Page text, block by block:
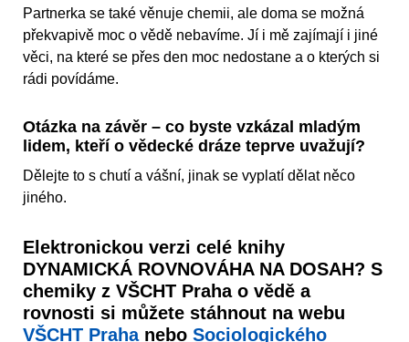
Partnerka se také věnuje chemii, ale doma se možná
překvapivě moc o vědě nebavíme. Jí i mě zajímají i jiné
věci, na které se přes den moc nedostane a o kterých si
rádi povídáme.
Otázka na závěr – co byste vzkázal mladým
lidem, kteří o vědecké dráze teprve uvažují?
Dělejte to s chutí a vášní, jinak se vyplatí dělat něco
jiného.
Elektronickou verzi celé knihy
DYNAMICKÁ ROVNOVÁHA NA DOSAH? S
chemiky z VŠCHT Praha o vědě a
rovnosti si můžete stáhnout na webu
VŠCHT Prahanebo Sociologického